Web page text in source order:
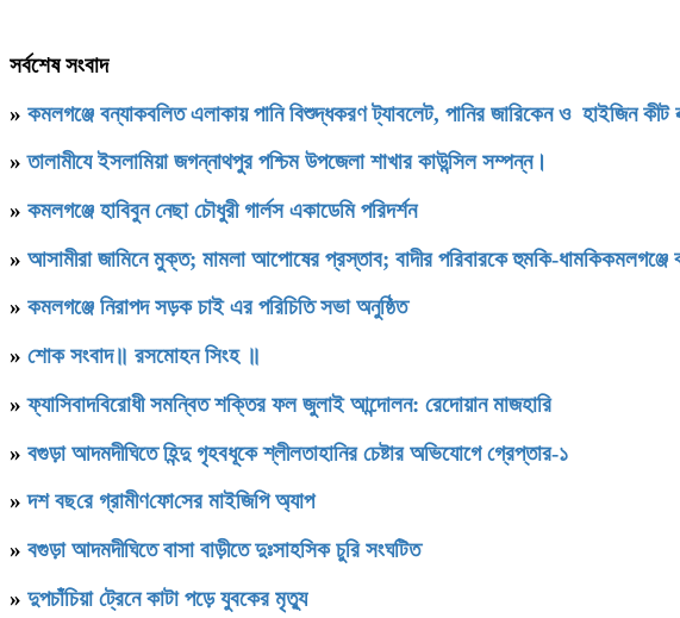
সর্বশেষ সংবাদ
» কমলগঞ্জে বন্যাকবলিত এলাকায় পানি বিশুদ্ধকরণ ট্যাবলেট, পানির জারিকেন ও হাইজিন কীট
»‎তালামীযে ইসলামিয়া জগন্নাথপুর পশ্চিম উপজেলা শাখার কাউন্সিল সম্পন্ন।
» কমলগঞ্জে হাবিবুন নেছা চৌধুরী গার্লস একাডেমি পরিদর্শন
» আসামীরা জামিনে মুক্ত; মামলা আপোষের প্রস্তাব; বাদীর পরিবারকে হুমকি-
» কমলগঞ্জে নিরাপদ সড়ক চাই এর পরিচিতি সভা অনুষ্ঠিত
» শোক সংবাদ॥ রসমোহন সিংহ ॥
»ফ্যাসিবাদবিরোধী সমন্বিত শক্তির ফল জুলাই আন্দোলন: রেদোয়ান মাজহারি
» বগুড়া আদমদীঘিতে হিন্দু গৃহবধূকে শ্লীলতাহানির চেষ্টার অভিযোগে গ্রেপ্তার-১
»দশ বছ‌রে গ্রামীণ‌ফো‌সের মাইজিপি অ্যাপ
» বগুড়া আদমদীঘিতে বাসা বাড়ীতে দুঃসাহসিক চুরি সংঘটিত
» দুপচাঁচিয়া ট্রেনে কাটা পড়ে যুবকের মৃত্যু